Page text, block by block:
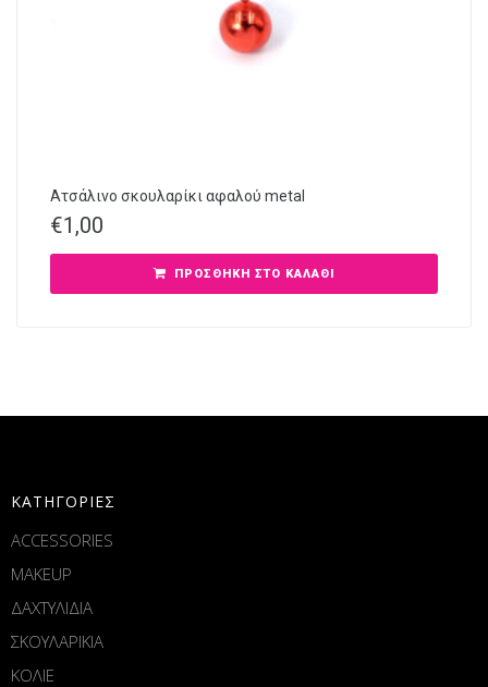
Ατσάλινο σκουλαρίκι αφαλού metal
€1,00
ΠΡΟΣΘΉΚΗ ΣΤΟ ΚΑΛΆΘΙ
ΚΑΤΗΓΟΡΙΕΣ
ACCESSORIES
MAKEUP
ΔΑΧΤΥΛΙΔΙΑ
ΣΚΟΥΛΑΡΙΚΙΑ
ΚΟΛΙΕ